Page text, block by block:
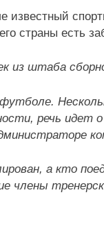
известный
страны есть
из штаба
речь идет
а кто
члены